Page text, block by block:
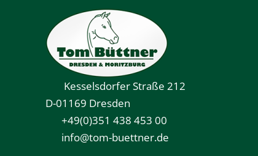
Kesselsdorfer Straße 212
D-01169 Dresden
+49(0)351 438 453 00
info@tom-buettner.de